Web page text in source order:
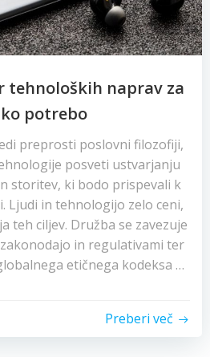
tehnoloških naprav za
potrebo
preprosti poslovni filozofiji,
posveti ustvarjanju
storitev, ki bodo prispevali k
Ljudi in tehnologijo zelo ceni,
teh ciljev. Družba se zavezuje
in regulativami ter
etičnega kodeksa …
Preberi več